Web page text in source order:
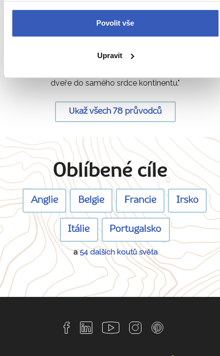
Povolit vše
Upravit
Jana Laníková
dveře do samého srdce kontinentu."
Ukaž všech 78 průvodců
Oblíbené cíle
Anglie Belgie Francie Irsko
Itálie Portugalsko
a54 dalších koutů světa